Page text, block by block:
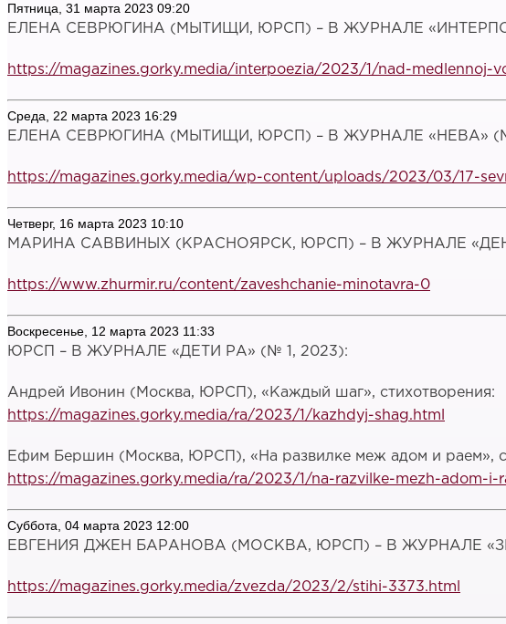
Пятница, 31 марта 2023 09:20
ЕЛЕНА СЕВРЮГИНА (МЫТИЩИ, ЮРСП) – В ЖУРНАЛЕ
https://magazines.gorky.media/interpoezia/2023/1/nad-medlennoj-
Среда, 22 марта 2023 16:29
ЕЛЕНА СЕВРЮГИНА (МЫТИЩИ, ЮРСП) – В ЖУРНАЛЕ «НЕВА»
https://magazines.gorky.media/wp-content/uploads/2023/03/17-
Четверг, 16 марта 2023 10:10
МАРИНА САВВИНЫХ (КРАСНОЯРСК, ЮРСП) – В ЖУРНАЛЕ
https://www.zhurmir.ru/content/zaveshchanie-minotavra-0
Воскресенье, 12 марта 2023 11:33
ЮРСП – В ЖУРНАЛЕ «ДЕТИ РА» (№ 1, 2023):
Андрей Ивонин (Москва, ЮРСП), «Каждый шаг», стихотворения:
https://magazines.gorky.media/ra/2023/1/kazhdyj-shag.html
Ефим Бершин (Москва, ЮРСП), «На развилке меж адом и раем»,
https://magazines.gorky.media/ra/2023/1/na-razvilke-mezh-adom-i-
Суббота, 04 марта 2023 12:00
ЕВГЕНИЯ ДЖЕН БАРАНОВА (МОСКВА, ЮРСП) – В ЖУРНАЛЕ
https://magazines.gorky.media/zvezda/2023/2/stihi-3373.html